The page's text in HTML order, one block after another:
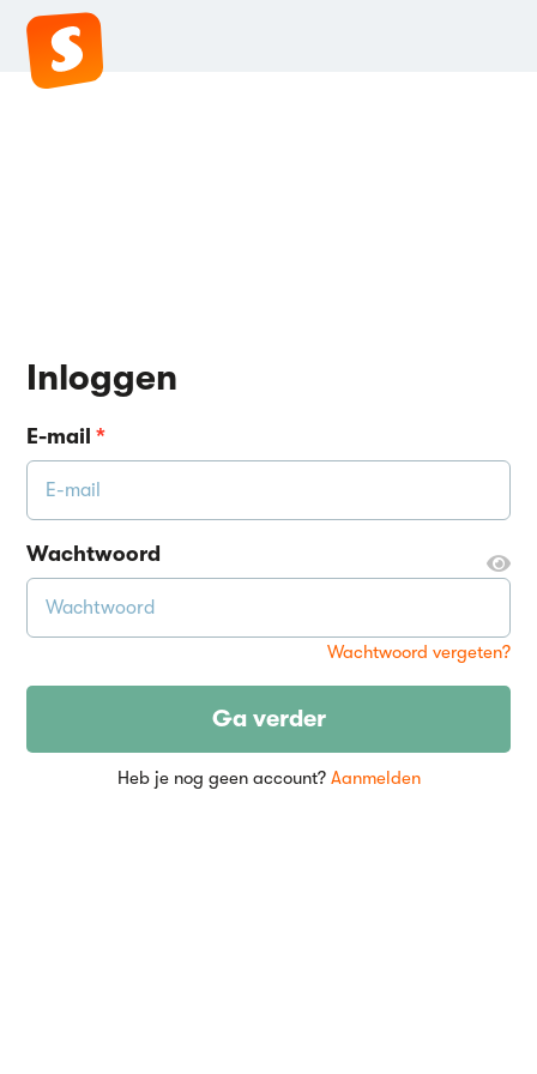
Inloggen
E-mail*
Wachtwoord
Wachtwoord vergeten?
Ga verder
Heb je nog geen account? Aanmelden